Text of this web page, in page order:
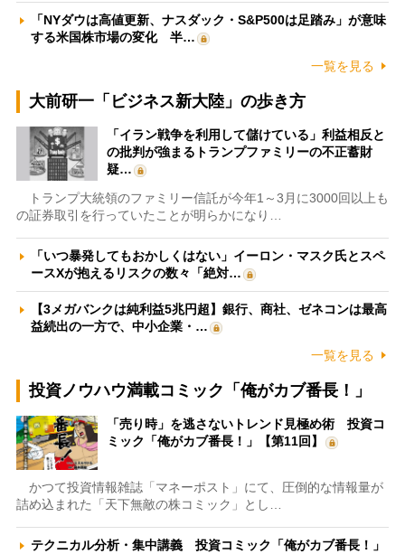
「NYダウは高値更新、ナスダック・S&P500は足踏み」が意味
する米国株市場の変化 半…
一覧を見る
大前研一「ビジネス新大陸」の歩き方
「イラン戦争を利用して儲けている」利益相反と
の批判が強まるトランプファミリーの不正蓄財
疑…
トランプ大統領のファミリー信託が今年1～3月に3000回以上も
の証券取引を行っていたことが明らかになり…
「いつ暴発してもおかしくはない」イーロン・マスク氏とスペ
ースXが抱えるリスクの数々「絶対…
【3メガバンクは純利益5兆円超】銀行、商社、ゼネコンは最高
益続出の一方で、中小企業・…
一覧を見る
投資ノウハウ満載コミック「俺がカブ番長！」
「売り時」を逃さないトレンド見極め術 投資コ
ミック「俺がカブ番長！」【第11回】
かつて投資情報雑誌「マネーポスト」にて、圧倒的な情報量が
詰め込まれた「天下無敵の株コミック」とし…
テクニカル分析・集中講義 投資コミック「俺がカブ番長！」